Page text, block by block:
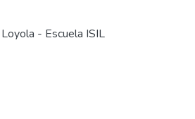
- Escuela ISIL